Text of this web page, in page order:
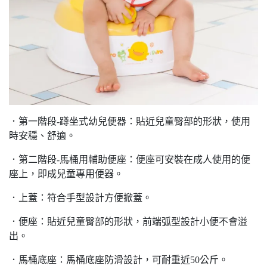
．第一階段-蹲坐式幼兒便器：貼近兒童臀部的形狀，使用
時安穩、舒適。
．第二階段-馬桶用輔助便座：便座可安裝在成人使用的便
座上，即成兒童專用便器。
．上蓋：符合手型設計方便掀蓋。
．便座：貼近兒童臀部的形狀，前端弧型設計小便不會溢
出。
．馬桶底座：馬桶底座防滑設計，可耐重近50公斤。